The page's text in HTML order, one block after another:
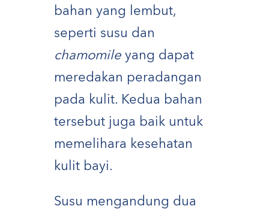
bahan yang lembut,
seperti susu dan
chamomile yang dapat
meredakan peradangan
pada kulit. Kedua bahan
tersebut juga baik untuk
memelihara kesehatan
kulit bayi.
Susu mengandung dua